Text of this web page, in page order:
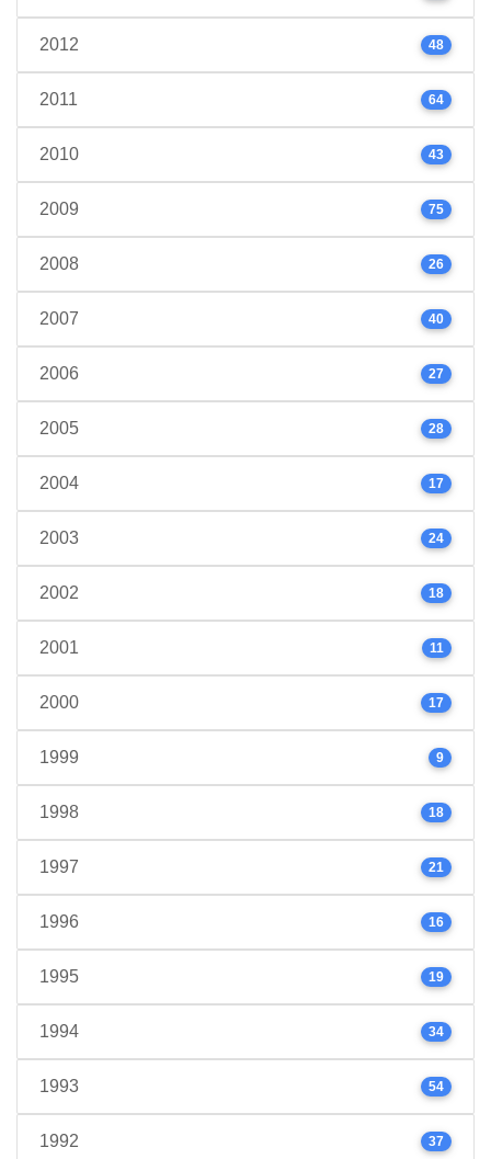
2012 48
2011 64
2010 43
2009 75
2008 26
2007 40
2006 27
2005 28
2004 17
2003 24
2002 18
2001 11
2000 17
1999 9
1998 18
1997 21
1996 16
1995 19
1994 34
1993 54
1992 37